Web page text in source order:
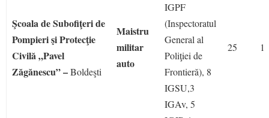
Şcoala de Subofiţeri de
Pompieri şi Protecţie
Civilă „Pavel
Zăgănescu” –Boldeşti
Maistru
militar
auto
IGPF
(Inspectoratul
General al
Poliţiei de
Frontieră), 8
IGSU,3
IGAv, 5
25 1